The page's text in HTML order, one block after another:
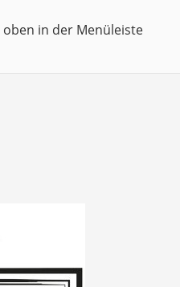
in der Menüleiste